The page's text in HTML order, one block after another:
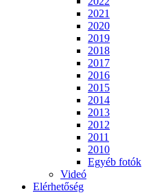
2021
2020
2019
2018
2017
2016
2015
2014
2013
2012
2011
2010
Egyéb fotók
Videó
Elérhetőség